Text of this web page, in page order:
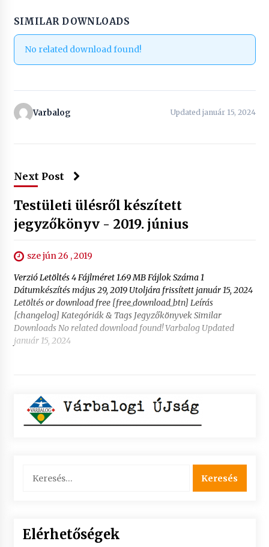
SIMILAR DOWNLOADS
No related download found!
Varbalog Updated január 15, 2024
Next Post
Testületi ülésről készített
jegyzőkönyv - 2019. június
sze jún 26 , 2019
Verzió Letöltés 4 Fájlméret 1.69 MB Fájlok Száma 1
Dátumkészítés május 29, 2019 Utoljára frissített január 15, 2024
Letöltés or download free [free_download_btn] Leírás
[changelog] Kategóriák & Tags Jegyzőkönyvek Similar
Downloads No related download found! Varbalog Updated
január 15, 2024
Elérhetőségek